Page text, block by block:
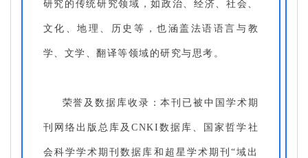
研究的传统研究领域，如政治、经济、社会、
文化、地理、历史等，也涵盖法语语言与教
学、文学、翻译等领域的研究与思考。
荣誉及数据库收录：本刊已被中国学术期
刊网络出版总库及CNKI数据库、国家哲学社
会科学学术期刊数据库和超星学术期刊“域出